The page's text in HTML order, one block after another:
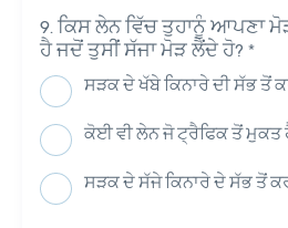
ਕਿਸ ਲੇਨ ਵਿੱਚ ਤੁਹਾਨੂੰ ਆਪਣਾ
ਹੈ ਜਦੋਂ ਤੁਸੀਂ ਸੱਜਾ ਮੋੜ ਲੈਂਦੇ ਹੋ? *
ਸੜਕ ਦੇ ਖੱਬੇ ਕਿਨਾਰੇ ਦੀ ਸੱਭ ਤੋਂ
ਕੋਈ ਵੀ ਲੇਨ ਜੋ ਟ੍ਰੈਫਿਕ ਤੋਂ ਮੁਕਤ
ਸੜਕ ਦੇ ਸੱਜੇ ਕਿਨਾਰੇ ਦੇ ਸੱਭ ਤੋਂ